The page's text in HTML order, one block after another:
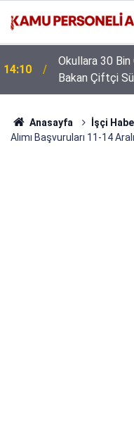
14:10
Okullara 30 Bin
Bakan Çiftçi
Çevrildi
Anasayfa İşçi
Alımı Başvuruları 11-14